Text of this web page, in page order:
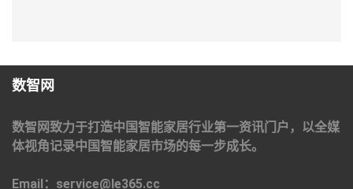
数智网
数智网致力于打造中国智能家居行业第一资讯门户，以全媒
体视角记录中国智能家居市场的每一步成长。
Email：service@le365.cc